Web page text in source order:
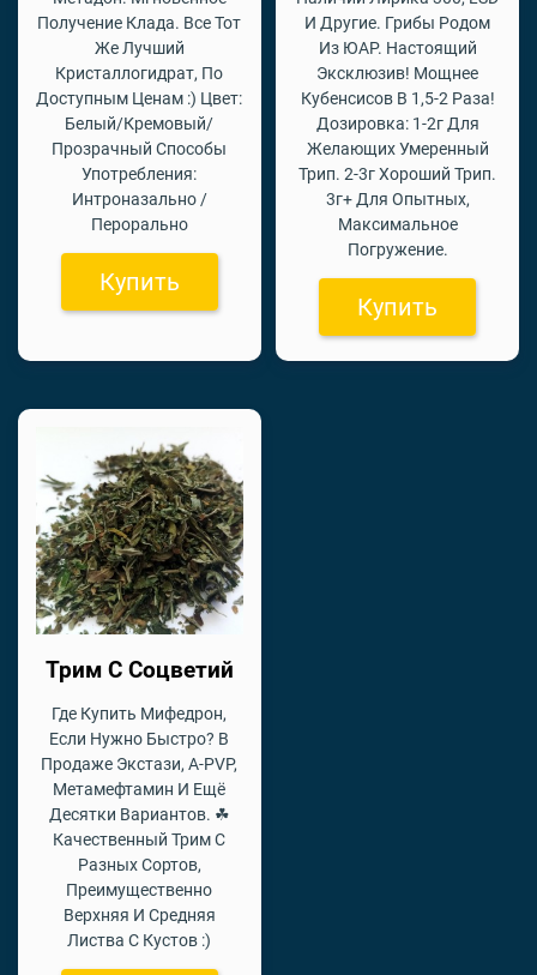
Получение Клада. Все Тот
Же Лучший
Кристаллогидрат, По
Доступным Ценам :) Цвет:
Белый/Кремовый/
Прозрачный Способы
Употребления:
Интроназально /
Перорально
Купить
И Другие. Грибы Родом
Из ЮАР. Настоящий
Эксклюзив! Мощнее
Кубенсисов В 1,5-2 Раза!
Дозировка: 1-2г Для
Желающих Умеренный
Трип. 2-3г Хороший Трип.
3г+ Для Опытных,
Максимальное
Погружение.
Купить
Трим С Соцветий
Где Купить Мифедрон,
Если Нужно Быстро? В
Продаже Экстази, A-PVP,
Метамефтамин И Ещё
Десятки Вариантов. ☘
Качественный Трим С
Разных Сортов,
Преимущественно
Верхняя И Средняя
Листва С Кустов :)